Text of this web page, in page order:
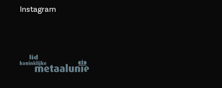
Instagram